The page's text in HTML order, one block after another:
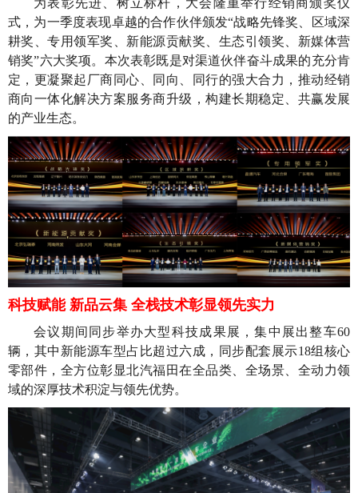
式，为一季度表现卓越的合作伙伴颁发“战略先锋奖、区域深
耕奖、专用领军奖、新能源贡献奖、生态引领奖、新媒体营
销奖”六大奖项。本次表彰既是对渠道伙伴奋斗成果的充分肯
定，更凝聚起厂商同心、同向、同行的强大合力，推动经销
商向一体化解决方案服务商升级，构建长期稳定、共赢发展
的产业生态。
科技赋能 新品云集 全栈技术彰显领先实力
会议期间同步举办大型科技成果展，集中展出整车60
辆，其中新能源车型占比超过六成，同步配套展示18组核心
零部件，全方位彰显北汽福田在全品类、全场景、全动力领
域的深厚技术积淀与领先优势。